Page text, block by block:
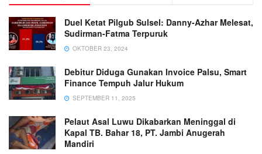
Duel Ketat Pilgub Sulsel: Danny-Azhar Melesat,
Sudirman-Fatma Terpuruk
OKTOBER 23, 2024
Debitur Diduga Gunakan Invoice Palsu, Smart
Finance Tempuh Jalur Hukum
SEPTEMBER 11, 2025
Pelaut Asal Luwu Dikabarkan Meninggal di
Kapal TB. Bahar 18, PT. Jambi Anugerah
Mandiri